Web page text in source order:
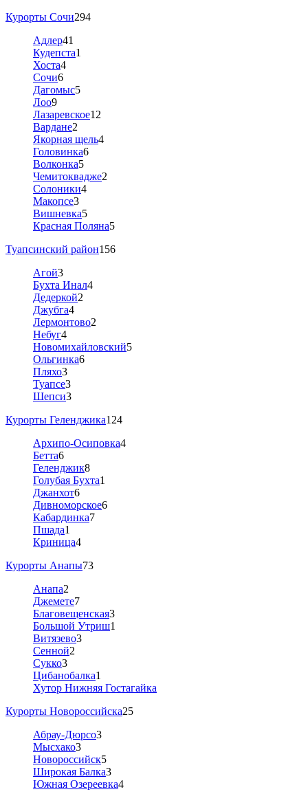
Курорты Сочи294
Адлер41
Кудепста1
Хоста4
Сочи6
Дагомыс5
Лоо9
Лазаревское12
Вардане2
Якорная щель4
Головинка6
Волконка5
Чемитоквадже2
Солоники4
Макопсе3
Вишневка5
Красная Поляна5
Туапсинский район156
Агой3
Бухта Инал4
Дедеркой2
Джубга4
Лермонтово2
Небуг4
Новомихайловский5
Ольгинка6
Пляхо3
Туапсе3
Шепси3
Курорты Геленджика124
Архипо-Осиповка4
Бетта6
Геленджик8
Голубая Бухта1
Джанхот6
Дивноморское6
Кабардинка7
Пшада1
Криница4
Курорты Анапы73
Анапа2
Джемете7
Благовещенская3
Большой Утриш1
Витязево3
Сенной2
Сукко3
Цибанобалка1
Хутор Нижняя Гостагайка
Курорты Новороссийска25
Абрау-Дюрсо3
Мысхако3
Новороссийск5
Широкая Балка3
Южная Озереевка4